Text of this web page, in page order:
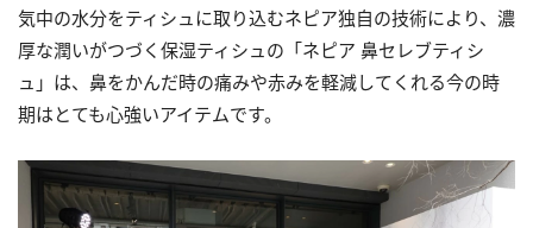
気中の水分をティシュに取り込むネピア独自の技術により、濃
厚な潤いがつづく保湿ティシュの「ネピア 鼻セレブティシ
ュ」は、鼻をかんだ時の痛みや赤みを軽減してくれる今の時
期はとても心強いアイテムです。